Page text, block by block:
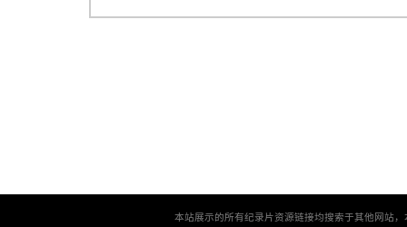
本站展示的所有纪录片资源链接均搜索于其他网站